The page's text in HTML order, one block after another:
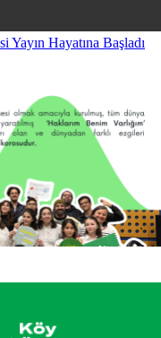
Hayatına Başladı